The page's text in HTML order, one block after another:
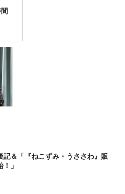
記＆「『ねこずみ・うささわ』販
！」